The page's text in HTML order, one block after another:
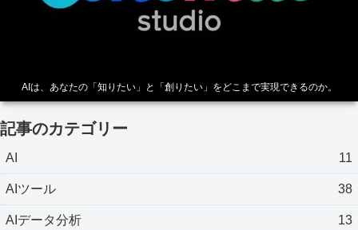
AIは、あなたの「知りたい」と「創りたい」をどこまで実現できるのか。
記事のカテゴリー
AI 11
AIツール 38
AIデータ分析 13